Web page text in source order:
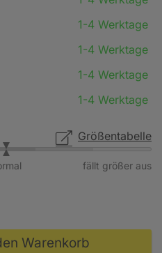
1-4 Werktage
1-4 Werktage
1-4 Werktage
1-4 Werktage
Größentabelle
fällt größer aus
Warenkorb